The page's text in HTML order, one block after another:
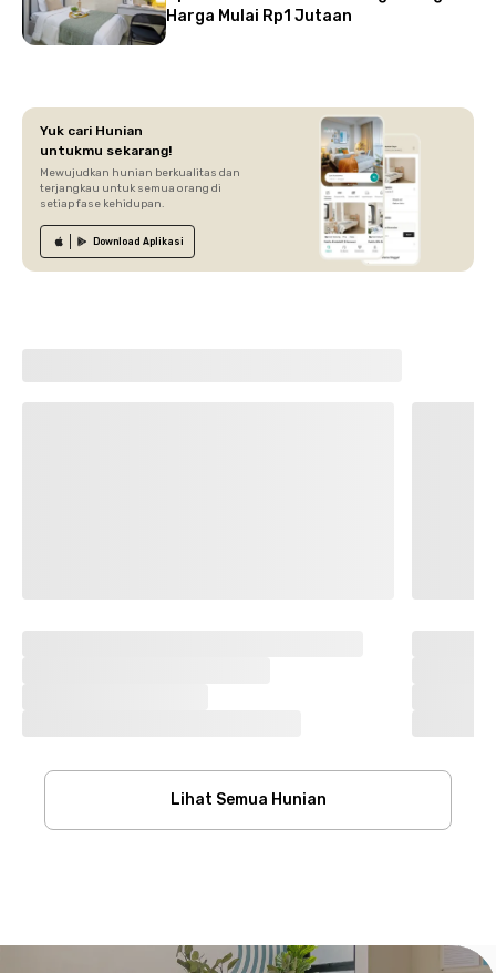
Harga Mulai Rp1 Jutaan
Yuk cari Hunian
untukmu sekarang!
Mewujudkan hunian berkualitas dan
terjangkau untuk semua orang di
setiap fase kehidupan.
Download Aplikasi
Lihat Semua Hunian